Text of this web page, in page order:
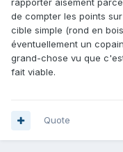
rapporter aisément
de compter les points
cible simple (rond en
éventuellement un
grand-chose vu que
fait viable.
Quote